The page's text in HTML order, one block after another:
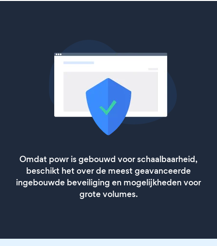
Omdat powr is gebouwd voor schaalbaarheid,
beschikt het over de meest geavanceerde
ingebouwde beveiliging en mogelijkheden voor
grote volumes.